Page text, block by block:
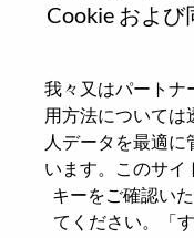
Cookie および
我々又はパートナ
用方法については
人データを最適
います。このサイ
キーをご確認いた
てください。「
本当にパス
Enter the email
account, then
パスワードを